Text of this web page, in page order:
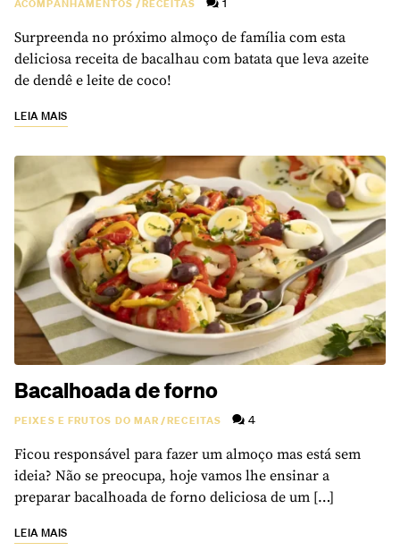
ACOMPANHAMENTOS /RECEITAS 1
Surpreenda no próximo almoço de família com esta
deliciosa receita de bacalhau com batata que leva azeite
de dendê e leite de coco!
LEIA MAIS
Bacalhoada de forno
PEIXES E FRUTOS DO MAR/RECEITAS 4
Ficou responsável para fazer um almoço mas está sem
ideia? Não se preocupa, hoje vamos lhe ensinar a
preparar bacalhoada de forno deliciosa de um […]
LEIA MAIS